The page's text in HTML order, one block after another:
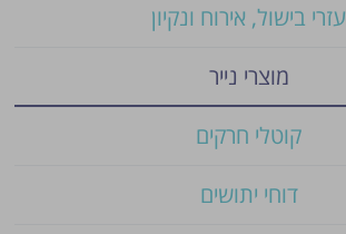
עזרי בישול, אירוח ונקיון
מוצרי נייר
קוטלי חרקים
דוחי יתושים